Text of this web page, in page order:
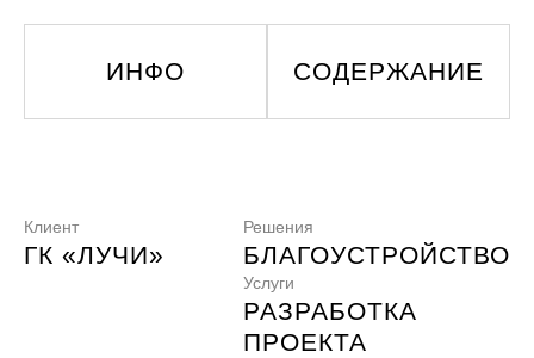
ИНФО СОДЕРЖАНИЕ
Клиент
ГК «ЛУЧИ»
Решения
БЛАГОУСТРОЙСТВО
Услуги
РАЗРАБОТКА
ПРОЕКТА